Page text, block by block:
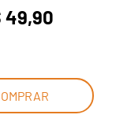
49,90